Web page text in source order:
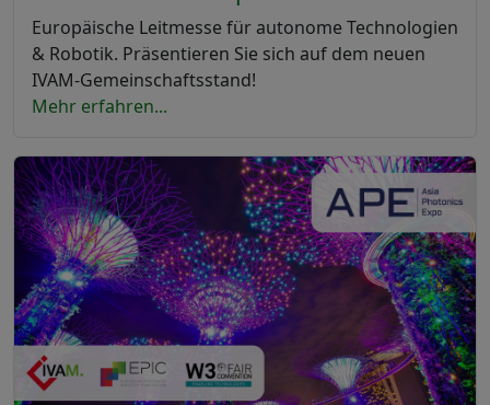
Europäische Leitmesse für autonome Technologien
& Robotik. Präsentieren Sie sich auf dem neuen
IVAM-Gemeinschaftsstand!
Mehr erfahren...